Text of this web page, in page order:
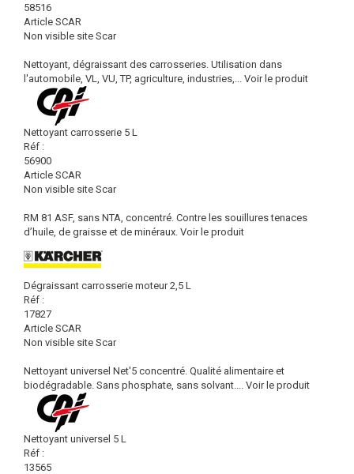
58516
Article SCAR
Non visible site Scar
Nettoyant, dégraissant des carrosseries. Utilisation dans
l'automobile, VL, VU, TP, agriculture, industries,... Voir le produit
Nettoyant carrosserie 5 L
Réf :
56900
Article SCAR
Non visible site Scar
RM 81 ASF, sans NTA, concentré. Contre les souillures tenaces
d’huile, de graisse et de minéraux. Voir le produit
Dégraissant carrosserie moteur 2,5 L
Réf :
17827
Article SCAR
Non visible site Scar
Nettoyant universel Net'5 concentré. Qualité alimentaire et
biodégradable. Sans phosphate, sans solvant.... Voir le produit
Nettoyant universel 5 L
Réf :
13565